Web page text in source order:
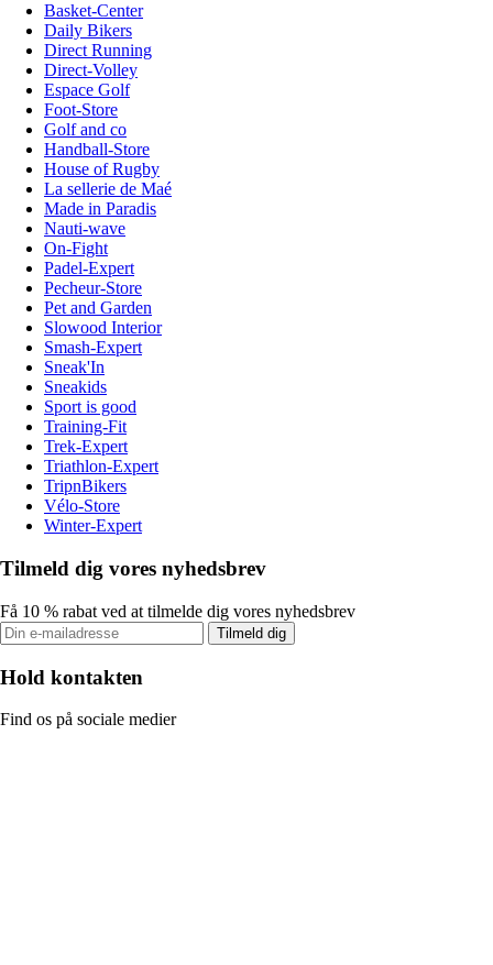
Basket-Center
Daily Bikers
Direct Running
Direct-Volley
Espace Golf
Foot-Store
Golf and co
Handball-Store
House of Rugby
La sellerie de Maé
Made in Paradis
Nauti-wave
On-Fight
Padel-Expert
Pecheur-Store
Pet and Garden
Slowood Interior
Smash-Expert
Sneak'In
Sneakids
Sport is good
Training-Fit
Trek-Expert
Triathlon-Expert
TripnBikers
Vélo-Store
Winter-Expert
Tilmeld dig vores nyhedsbrev
Få 10 % rabat ved at tilmelde dig vores nyhedsbrev
Tilmeld dig
Hold kontakten
Find os på sociale medier